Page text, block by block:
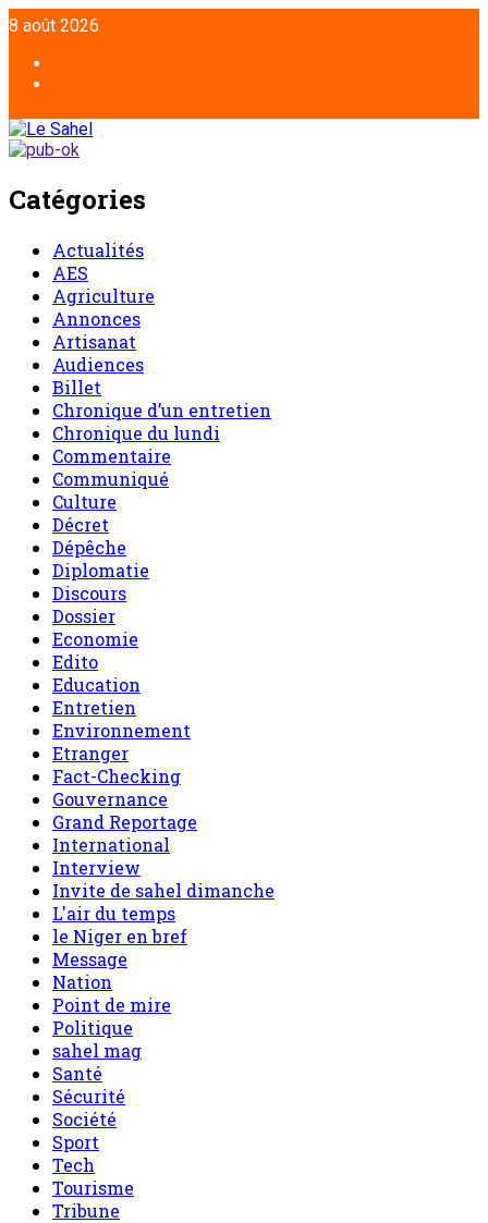
8 août 2026
Catégories
Actualités
AES
Agriculture
Annonces
Artisanat
Audiences
Billet
Chronique d’un entretien
Chronique du lundi
Commentaire
Communiqué
Culture
Décret
Dépêche
Diplomatie
Discours
Dossier
Economie
Edito
Education
Entretien
Environnement
Etranger
Fact-Checking
Gouvernance
Grand Reportage
International
Interview
Invite de sahel dimanche
L'air du temps
le Niger en bref
Message
Nation
Point de mire
Politique
sahel mag
Santé
Sécurité
Société
Sport
Tech
Tourisme
Tribune